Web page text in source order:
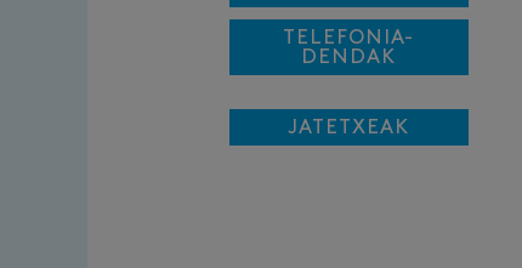
TELEFONIA-
DENDAK
JATETXEAK